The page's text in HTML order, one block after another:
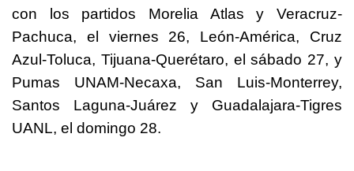
con los partidos Morelia Atlas y Veracruz-
Pachuca, el viernes 26, León-América, Cruz
Azul-Toluca, Tijuana-Querétaro, el sábado 27, y
Pumas UNAM-Necaxa, San Luis-Monterrey,
Santos Laguna-Juárez y Guadalajara-Tigres
UANL, el domingo 28.